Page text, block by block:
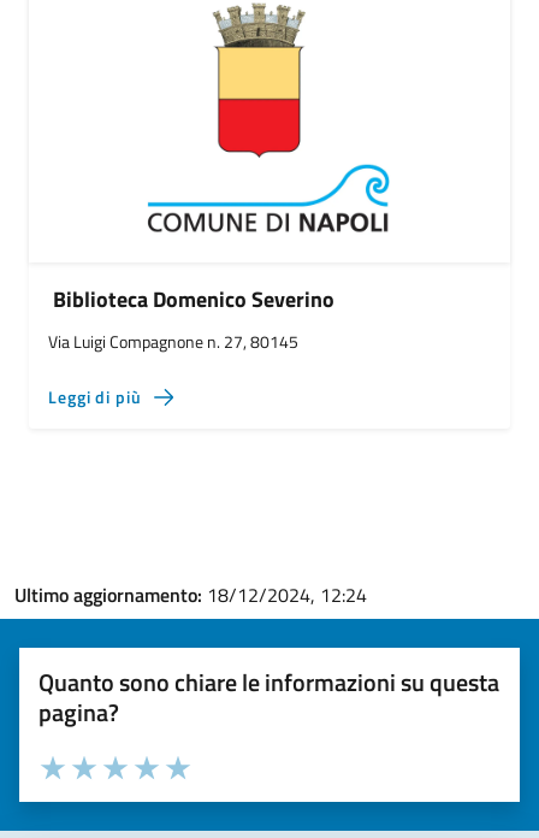
Biblioteca Domenico Severino
Via Luigi Compagnone n. 27, 80145
Leggi di più
Ultimo aggiornamento: 18/12/2024, 12:24
Quanto sono chiare le informazioni su questa
pagina?
Valuta la chiarezza delle informazioni (da 1 a 5 stelle)
Seleziona il numero di stelle per valutare la chiarezza delle
Valuta 5 stelle su 5
Valuta 4 stelle su 5
Valuta 3 stelle su 5
Valuta 2 stelle su 5
Valuta 1 stelle su 5